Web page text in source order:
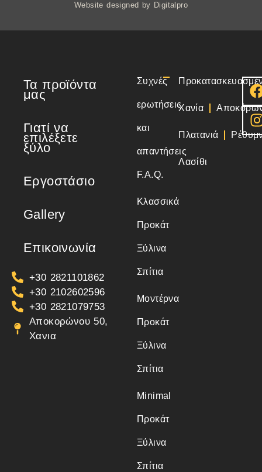
Website designed by Digitalpro
Τα προϊόντα
μας
Γιατί να
επιλέξετε
ξύλο
Εργοστάσιο
Gallery
Επικοινωνία
+30 2821101862
+30 2102602596
+30 2821079753
Αποκορώνου 50,
Χανια
Συχνές
ερωτήσεις
και
απαντήσεις
F.A.Q.
Κλασσικά
Προκάτ
Ξύλινα
Σπίτια
Μοντέρνα
Προκάτ
Ξύλινα
Σπίτια
Minimal
Προκάτ
Ξύλινα
Σπίτια
Χανία
Πλατανιά
Λασίθι